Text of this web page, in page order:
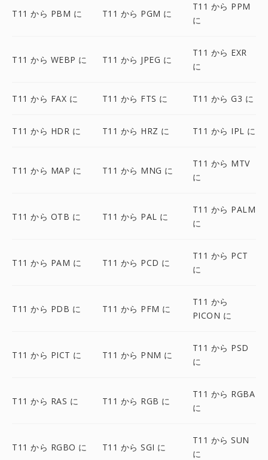
T11 から PBM に T11 から PGM に
T11 から PPM
に
T11 から WEBP に T11 から JPEG に
T11 から EXR
に
T11 から FAX に T11 から FTS に T11 から G3 に
T11 から HDR に T11 から HRZ に T11 から IPL に
T11 から MAP に T11 から MNG に
T11 から MTV
に
T11 から OTB に T11 から PAL に
T11 から PALM
に
T11 から PAM に T11 から PCD に
T11 から PCT
に
T11 から PDB に T11 から PFM に
T11 から
PICON に
T11 から PICT に T11 から PNM に
T11 から PSD
に
T11 から RAS に T11 から RGB に
T11 から RGBA
に
T11 から RGBO に T11 から SGI に
T11 から SUN
に